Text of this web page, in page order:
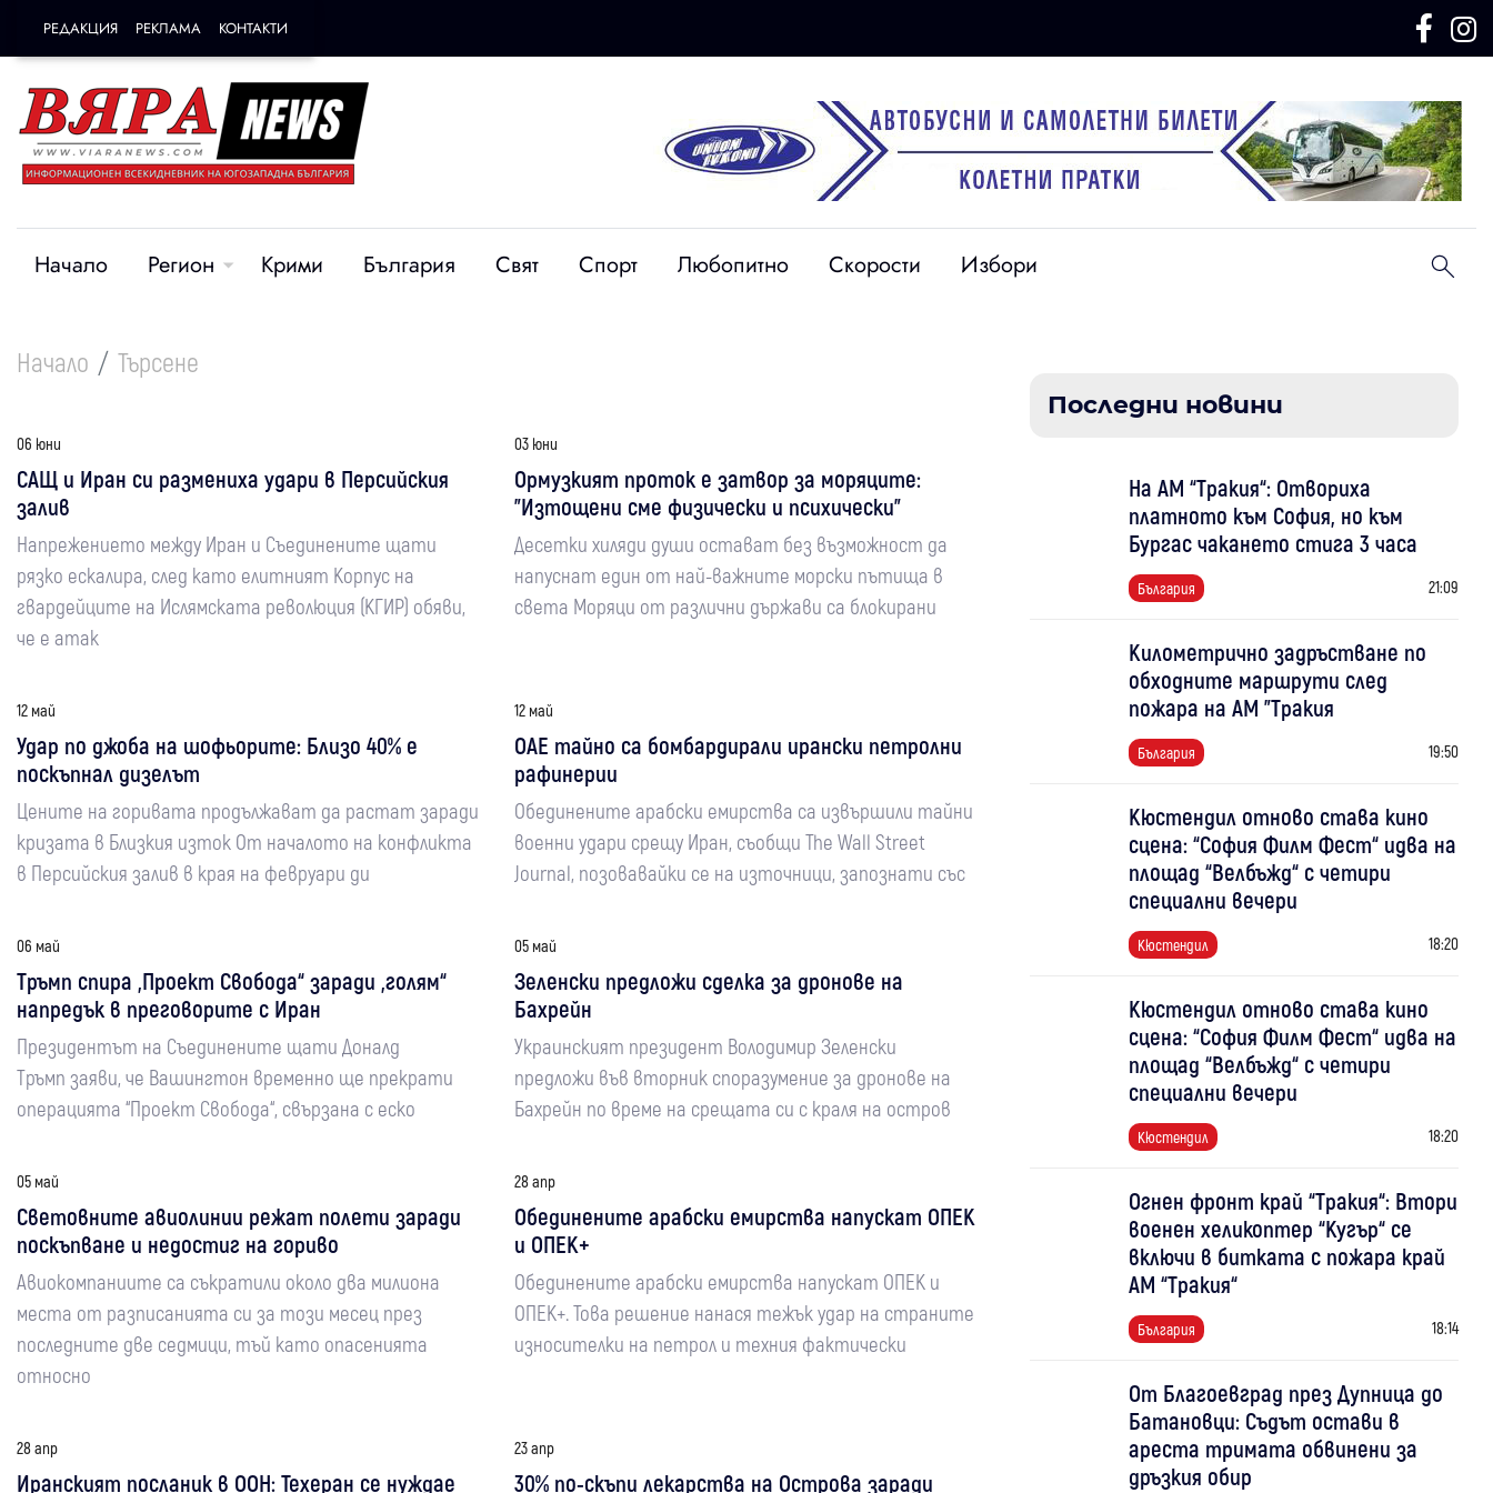
РЕДАКЦИЯ РЕКЛАМА КОНТАКТИ
Начало Регион Крими България Свят Спорт Любопитно Скорости Избори
Начало Търсене
06 юни
САЩ и Иран си размениха удари в Персийския
залив
Напрежението между Иран и Съединените щати
рязко ескалира, след като елитният Корпус на
гвардейците на Ислямската революция (КГИР) обяви,
че е атак
03 юни
Ормузкият проток е затвор за моряците:
"Изтощени сме физически и психически"
Десетки хиляди души остават без възможност да
напуснат един от най-важните морски пътища в
света Моряци от различни държави са блокирани
12 май
Удар по джоба на шофьорите: Близо 40% е
поскъпнал дизелът
Цените на горивата продължават да растат заради
кризата в Близкия изток От началото на конфликта
в Персийския залив в края на февруари ди
12 май
ОАЕ тайно са бомбардирали ирански петролни
рафинерии
Обединените арабски емирства са извършили тайни
военни удари срещу Иран, съобщи The Wall Street
Journal, позовавайки се на източници, запознати със
06 май
Тръмп спира „Проект Свобода“ заради „голям“
напредък в преговорите с Иран
Президентът на Съединените щати Доналд
Тръмп заяви, че Вашингтон временно ще прекрати
операцията “Проект Свобода“, свързана с еско
05 май
Зеленски предложи сделка за дронове на
Бахрейн
Украинският президент Володимир Зеленски
предложи във вторник споразумение за дронове на
Бахрейн по време на срещата си с краля на остров
05 май
Световните авиолинии режат полети заради
поскъпване и недостиг на гориво
Авиокомпаниите са съкратили около два милиона
места от разписанията си за този месец през
последните две седмици, тъй като опасенията
относно
28 апр
Обединените арабски емирства напускат ОПЕК
и ОПЕК+
Обединените арабски емирства напускат ОПЕК и
ОПЕК+. Това решение нанася тежък удар на страните
износителки на петрол и техния фактически
28 апр
Иранският посланик в ООН: Техеран се нуждае
23 апр
30% по-скъпи лекарства на Острова заради
Последни новини
На АМ “Тракия“: Отвориха
платното към София, но към
Бургас чакането стига 3 часа
България 21:09
Километрично задръстване по
обходните маршрути след
пожара на АМ "Тракия
България 19:50
Кюстендил отново става кино
сцена: “София Филм Фест“ идва на
площад “Велбъжд“ с четири
специални вечери
Кюстендил 18:20
Кюстендил отново става кино
сцена: “София Филм Фест“ идва на
площад “Велбъжд“ с четири
специални вечери
Кюстендил 18:20
Огнен фронт край “Тракия“: Втори
военен хеликоптер “Кугър“ се
включи в битката с пожара край
АМ “Тракия“
България 18:14
От Благоевград през Дупница до
Батановци: Съдът остави в
ареста тримата обвинени за
дръзкия обир